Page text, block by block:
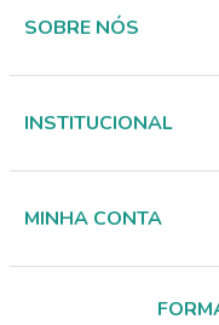
SOBRE NÓS
INSTITUCIONAL
MINHA CONTA